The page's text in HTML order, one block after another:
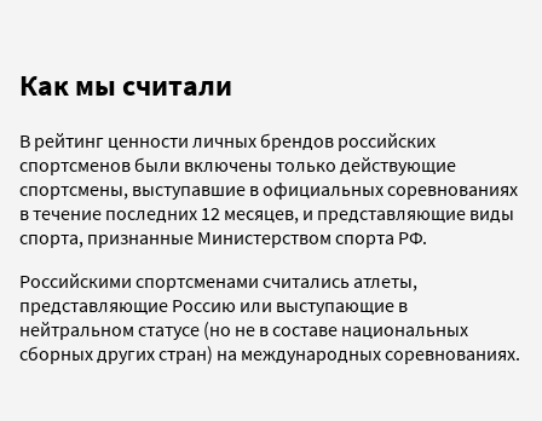
Как мы считали
В рейтинг ценности личных брендов российских
спортсменов были включены только действующие
спортсмены, выступавшие в официальных соревнованиях
в течение последних 12 месяцев, и представляющие виды
спорта, признанные Министерством спорта РФ.
Российскими спортсменами считались атлеты,
представляющие Россию или выступающие в
нейтральном статусе (но не в составе национальных
сборных других стран) на международных соревнованиях.